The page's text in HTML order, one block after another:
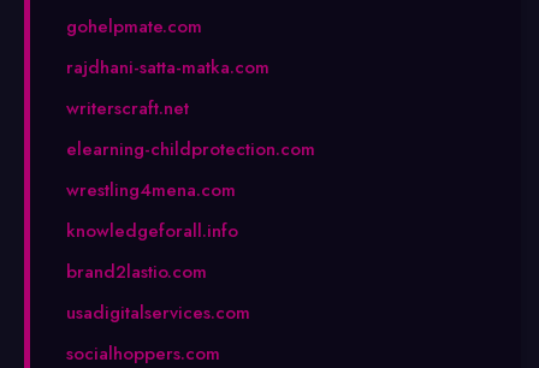
gohelpmate.com
rajdhani-satta-matka.com
writerscraft.net
elearning-childprotection.com
wrestling4mena.com
knowledgeforall.info
brand2lastio.com
usadigitalservices.com
socialhoppers.com